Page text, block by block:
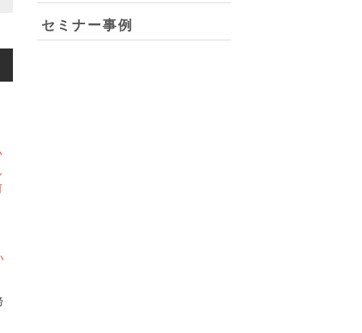
セミナー事例